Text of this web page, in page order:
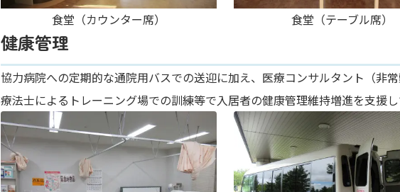
食堂（カウンター席） 食堂（テーブル席）
健康管理
協力病院への定期的な通院用バスでの送迎に加え、医療コンサルタント（非
療法士によるトレーニング場での訓練等で入居者の健康管理維持増進を支援し